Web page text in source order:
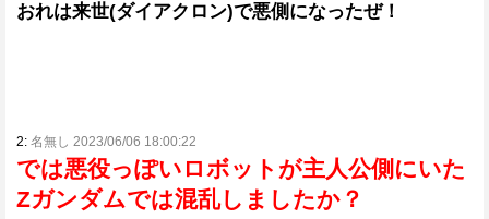
おれは来世(ダイアクロン)で悪側になったぜ！
2: 名無し 2023/06/06 18:00:22
では悪役っぽいロボットが主人公側にいた
Zガンダムでは混乱しましたか？